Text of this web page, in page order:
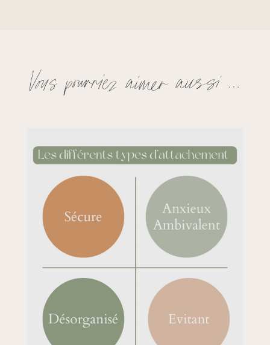
Vous pourriez aimer aussi …